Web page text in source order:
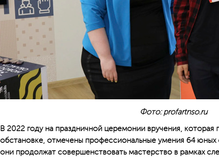
Фото: profartnso.ru
В 2022 году на праздничной церемонии вручения,
обстановке, отмечены профессиональные умения 64 юных
они продолжат совершенствовать мастерство в рамках